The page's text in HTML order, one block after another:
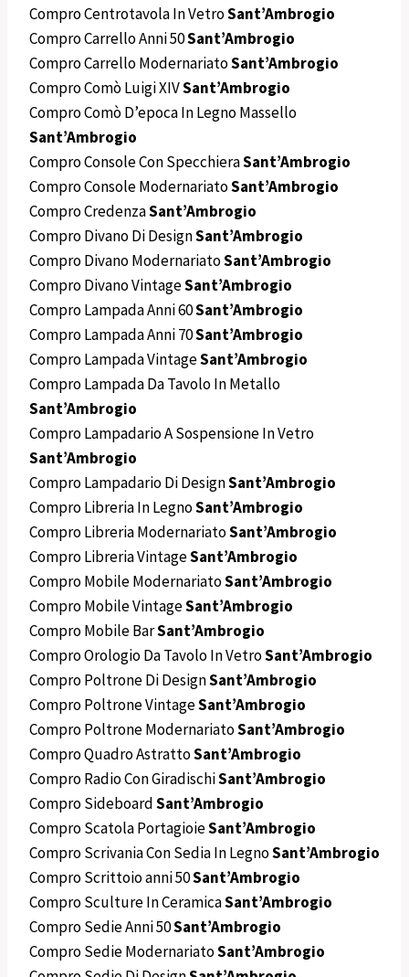
Compro Centrotavola In VetroSant’Ambrogio
Compro Carrello Anni 50Sant’Ambrogio
Compro Carrello ModernariatoSant’Ambrogio
Compro Comò Luigi XIVSant’Ambrogio
Compro Comò D’epoca In Legno Massello
Sant’Ambrogio
Compro Console Con SpecchieraSant’Ambrogio
Compro Console ModernariatoSant’Ambrogio
Compro CredenzaSant’Ambrogio
Compro Divano Di DesignSant’Ambrogio
Compro Divano ModernariatoSant’Ambrogio
Compro Divano VintageSant’Ambrogio
Compro Lampada Anni 60Sant’Ambrogio
Compro Lampada Anni 70Sant’Ambrogio
Compro Lampada VintageSant’Ambrogio
Compro Lampada Da Tavolo In Metallo
Sant’Ambrogio
Compro Lampadario A Sospensione In Vetro
Sant’Ambrogio
Compro Lampadario Di DesignSant’Ambrogio
Compro Libreria In LegnoSant’Ambrogio
Compro Libreria ModernariatoSant’Ambrogio
Compro Libreria VintageSant’Ambrogio
Compro Mobile ModernariatoSant’Ambrogio
Compro Mobile VintageSant’Ambrogio
Compro Mobile BarSant’Ambrogio
Compro Orologio Da Tavolo In VetroSant’Ambrogio
Compro Poltrone Di DesignSant’Ambrogio
Compro Poltrone VintageSant’Ambrogio
Compro Poltrone ModernariatoSant’Ambrogio
Compro Quadro AstrattoSant’Ambrogio
Compro Radio Con GiradischiSant’Ambrogio
Compro SideboardSant’Ambrogio
Compro Scatola PortagioieSant’Ambrogio
Compro Scrivania Con Sedia In LegnoSant’Ambrogio
Compro Scrittoio anni 50Sant’Ambrogio
Compro Sculture In CeramicaSant’Ambrogio
Compro Sedie Anni 50Sant’Ambrogio
Compro Sedie ModernariatoSant’Ambrogio